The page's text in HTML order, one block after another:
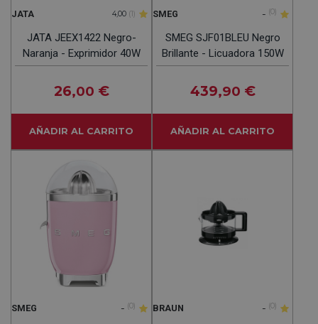
JATA 4,00 (1)
JATA JEEX1422 Negro-
Naranja - Exprimidor 40W
26,00 €
AÑADIR AL CARRITO
SMEG - (0)
SMEG SJF01BLEU Negro
Brillante - Licuadora 150W
439,90 €
AÑADIR AL CARRITO
SMEG - (0) BRAUN - (0)